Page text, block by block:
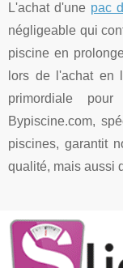
L'achat d'une pac
négligeable qui
piscine en
lors de l'achat en
primordiale
Bypiscine.com,
piscines, garantit
qualité, mais aussi